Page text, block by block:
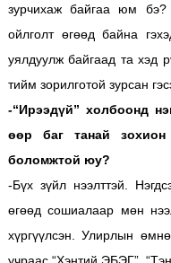
зурчихаж байгаа юм
ойлголт өгөөд байна
уялдуулж байгаад та хэд
тийм зорилготой зурсан
-“Ирээдүй” холбоонд
өөр баг танай зохион
боломжтой юу?
-Бүх зүйл нээлттэй.
өгөөд сошиалаар мөн
хүргүүлсэн. Улирлын
учраас “Хэнтий ЭБЭГ”,